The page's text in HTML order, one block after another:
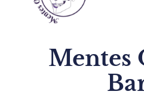
Mentes